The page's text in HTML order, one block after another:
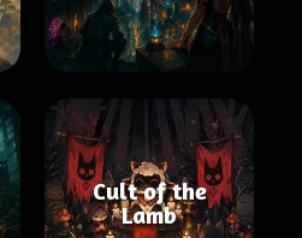
Cult of the
Lamb